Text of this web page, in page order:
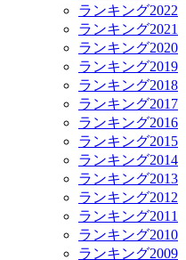
ランキング2022
ランキング2021
ランキング2020
ランキング2019
ランキング2018
ランキング2017
ランキング2016
ランキング2015
ランキング2014
ランキング2013
ランキング2012
ランキング2011
ランキング2010
ランキング2009